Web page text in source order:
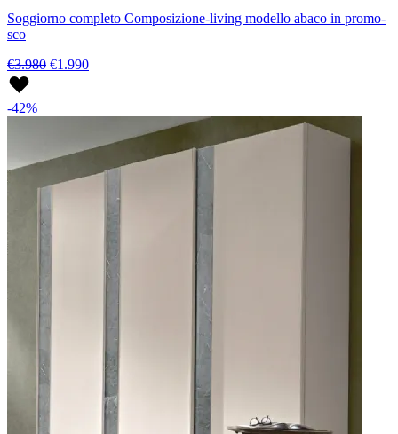
Soggiorno completo Composizione-living modello abaco in promo-
sco
€3.980 €1.990
-42%